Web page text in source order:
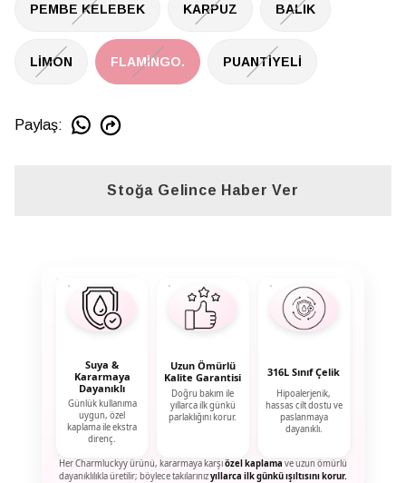
PEMBE KELEBEK KARPUZ BALIK
LİMON FLAMİNGO. PUANTİYELİ
Paylaş:
Stoğa Gelince Haber Ver
Suya &
Kararmaya
Dayanıklı
Günlük kullanıma
uygun, özel
kaplama ile ekstra
direnç.
Uzun Ömürlü
Kalite Garantisi
Doğru bakım ile
yıllarca ilk günkü
parlaklığını korur.
316L Sınıf Çelik
Hipoalerjenik,
hassas cilt dostu ve
paslanmaya
dayanıklı.
Her Charmluckyy ürünü, kararmaya karşıözel kaplama ve uzun ömürlü
dayanıklılıkla üretilir; böylece takılarınızyıllarca ilk günkü ışıltısını korur.